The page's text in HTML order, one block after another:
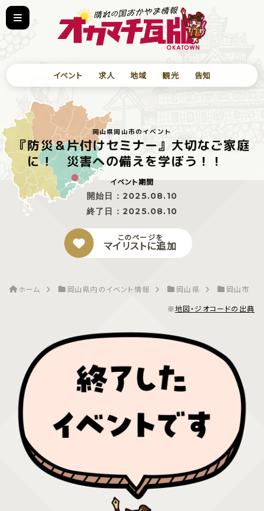
イベント 求人 地域 観光 告知
岡山県岡山市のイベント
『防災＆片付けセミナー』大切なご家庭
に！ 災害への備えを学ぼう！！
イベント期間
開始日： 2025.08.10
終了日： 2025.08.10
このページを
マイリストに追加
ホーム 岡山県内のイベント情報 岡山県
岡山市
※地図・ジオコードの出典